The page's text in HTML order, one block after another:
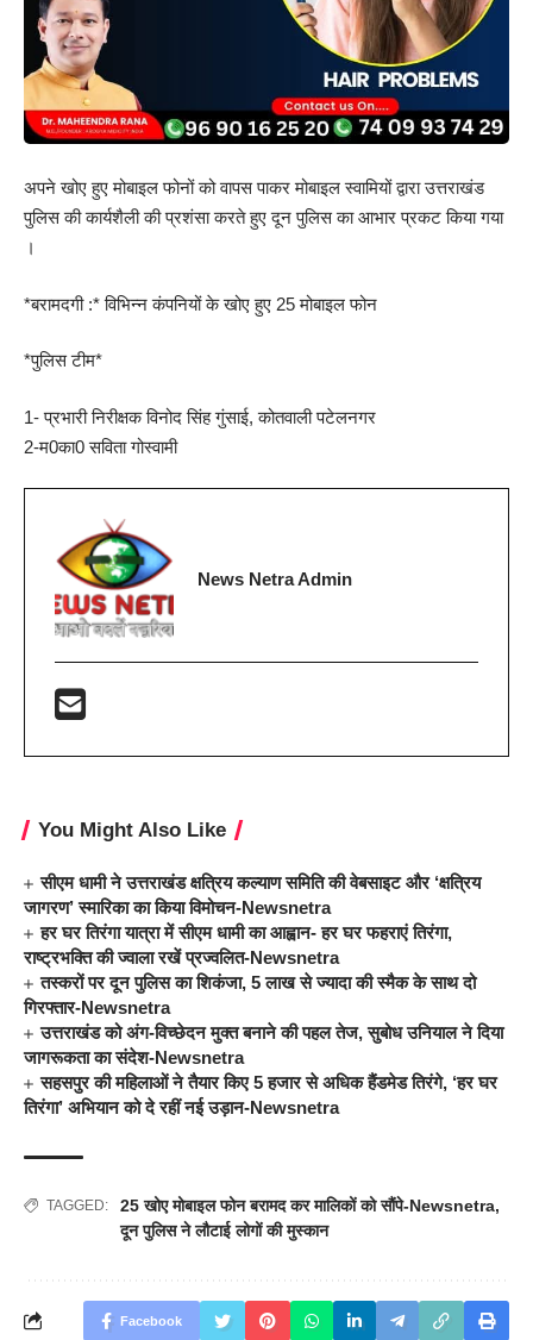
अपने खोए हुए मोबाइल फोनों को वापस पाकर मोबाइल स्वामियों द्वारा उत्तराखंड
पुलिस की कार्यशैली की प्रशंसा करते हुए दून पुलिस का आभार प्रकट किया गया
।
*बरामदगी :* विभिन्न कंपनियों के खोए हुए 25 मोबाइल फोन
*पुलिस टीम*
1- प्रभारी निरीक्षक विनोद सिंह गुंसाई, कोतवाली पटेलनगर
2-म0का0 सविता गोस्वामी
News Netra Admin
You Might Also Like
सीएम धामी ने उत्तराखंड क्षत्रिय कल्याण समिति की वेबसाइट और ‘क्षत्रिय
जागरण’ स्मारिका का किया विमोचन-Newsnetra
हर घर तिरंगा यात्रा में सीएम धामी का आह्वान- हर घर फहराएं तिरंगा,
राष्ट्रभक्ति की ज्वाला रखें प्रज्वलित-Newsnetra
तस्करों पर दून पुलिस का शिकंजा, 5 लाख से ज्यादा की स्मैक के साथ दो
गिरफ्तार-Newsnetra
उत्तराखंड को अंग-विच्छेदन मुक्त बनाने की पहल तेज, सुबोध उनियाल ने दिया
जागरूकता का संदेश-Newsnetra
सहसपुर की महिलाओं ने तैयार किए 5 हजार से अधिक हैंडमेड तिरंगे, ‘हर घर
तिरंगा’ अभियान को दे रहीं नई उड़ान-Newsnetra
TAGGED: 25 खोए मोबाइल फोन बरामद कर मालिकों को सौंपे-Newsnetra,
दून पुलिस ने लौटाई लोगों की मुस्कान
Facebook